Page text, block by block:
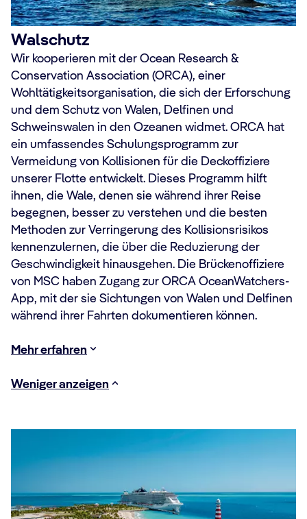
Walschutz
Wir kooperieren mit der Ocean Research &
Conservation Association (ORCA), einer
Wohltätigkeitsorganisation, die sich der Erforschung
und dem Schutz von Walen, Delfinen und
Schweinswalen in den Ozeanen widmet. ORCA hat
ein umfassendes Schulungsprogramm zur
Vermeidung von Kollisionen für die Deckoffiziere
unserer Flotte entwickelt. Dieses Programm hilft
ihnen, die Wale, denen sie während ihrer Reise
begegnen, besser zu verstehen und die besten
Methoden zur Verringerung des Kollisionsrisikos
kennenzulernen, die über die Reduzierung der
Geschwindigkeit hinausgehen. Die Brückenoffiziere
von MSC haben Zugang zur ORCA OceanWatchers-
App, mit der sie Sichtungen von Walen und Delfinen
während ihrer Fahrten dokumentieren können.
Mehr erfahren
Weniger anzeigen